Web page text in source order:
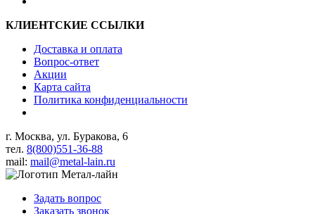
КЛИЕНТСКИЕ ССЫЛКИ
Доставка и оплата
Вопрос-ответ
Акции
Карта сайта
Политика конфиденциальности
г. Москва, ул. Буракова, 6
тел. 8(800)551-36-88
mail: mail@metal-lain.ru
Задать вопрос
Заказать звонок